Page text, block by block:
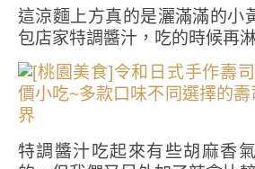
這涼麵上方真的是灑滿滿的小
包店家特調醬汁，吃的時候再
特調醬汁吃起來有些胡麻香